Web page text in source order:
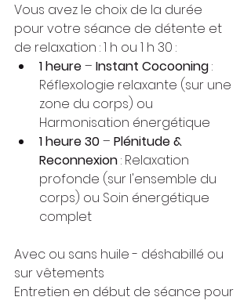
Vous avez le choix de la durée
pour votre séance de détente et
de relaxation : 1 h ou 1 h 30 :
1 heure – Instant Cocooning :
Réflexologie relaxante (sur une
zone du corps) ou
Harmonisation énergétique
1 heure 30 – Plénitude &
Reconnexion : Relaxation
profonde (sur l'ensemble du
corps) ou Soin énergétique
complet
Avec ou sans huile - déshabillé ou
sur vêtements
Entretien en début de séance pour